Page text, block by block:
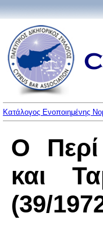
Κατάλογος Ενοποιημένης
Ο Περί
και
(39/